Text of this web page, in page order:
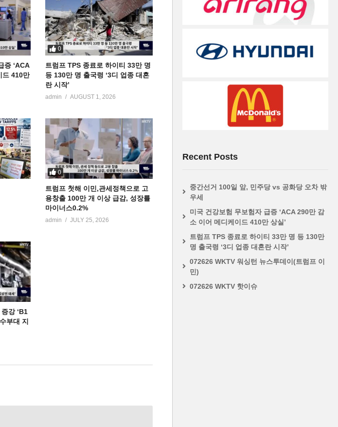
증 ‘ACA
드 410만
0
트럼프 TPS 종료로 하이티 33만 명
등 130만 명 출국령 ‘3디 업종 대혼
란 시작’
admin AUGUST 1, 2026
0
트럼프 첫해 이민,관세정책으로 고
용창출 100만 개 이상 급감, 성장률
마이너스0.2%
admin JULY 25, 2026
강 ‘B1
부대 지
Recent Posts
중간선거 100일 앞, 민주당 vs 공화당 오차 밖
우세
미국 건강보험 무보험자 급증 ‘ACA 290만 감
소 이어 메디케이드 410만 상실’
트럼프 TPS 종료로 하이티 33만 명 등 130만
명 출국령 ‘3디 업종 대혼란 시작’
072626 WKTV 워싱턴 뉴스투데이(트럼프 이
민)
072626 WKTV 핫이슈